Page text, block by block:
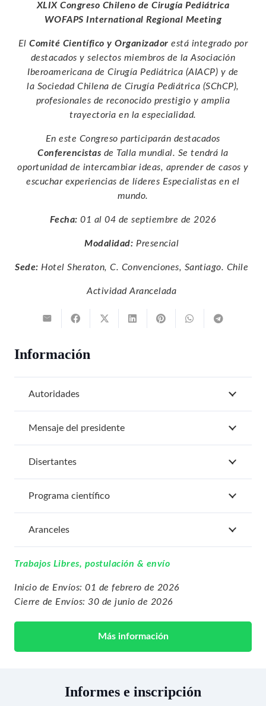
XLIX Congreso Chileno de Cirugía Pediátrica
WOFAPS International Regional Meeting
ElComité Científico y Organizadorestá integrado por
destacados y selectos miembros de la Asociación
Iberoamericana de Cirugía Pediátrica (AIACP) y de
la Sociedad Chilena de Cirugía Pediátrica (SChCP),
profesionales de reconocido prestigio y amplia
trayectoria en la especialidad.
En este Congreso participarán destacados
Conferencistas de Talla mundial. Se tendrá la
oportunidad de intercambiar ideas, aprender de casos y
escuchar experiencias de líderes Especialistas en el
mundo.
Fecha: 01 al 04 de septiembre de 2026
Modalidad: Presencial
Sede: Hotel Sheraton, C. Convenciones, Santiago. Chile
Actividad Arancelada
Información
Autoridades
Mensaje del presidente
Disertantes
Programa científico
Aranceles
Trabajos Libres, postulación & envío
Inicio de Envíos: 01 de febrero de 2026
Cierre de Envíos: ​30 de junio de 2026
Más información
Informes e inscripción